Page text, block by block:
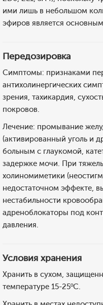
ими лишь в небольшом
эфиров является
Передозировка
Симптомы: признаками
антихолинергических
зрения, тахикардия,
покровов.
Лечение: промывание
(активированный уголь и
больным с глаукомой,
задержке мочи. При
холиномиметики
недостаточном эффекте,
нестабильности
адреноблокаторы под
давления.
Условия хранения
Хранить в сухом,
температуре 15-25ºС.